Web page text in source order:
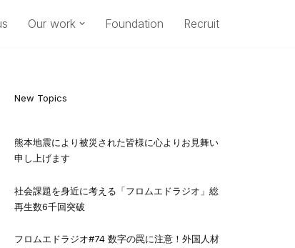
Our work Foundation Recruit
New Topics
熊本地震により被災された皆様に心よりお見舞い
申し上げます
社会課題を身近に考える「フロムエドラジオ」総
再生数6千回突破
フロムエドラジオ#74 数字の罠に注意！外国人材